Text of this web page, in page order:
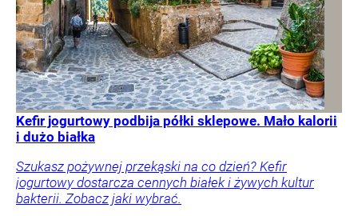
Kefir jogurtowy podbija półki sklepowe. Mało kalorii
i dużo białka
Szukasz pożywnej przekąski na co dzień? Kefir
jogurtowy dostarcza cennych białek i żywych kultur
bakterii. Zobacz jaki wybrać.